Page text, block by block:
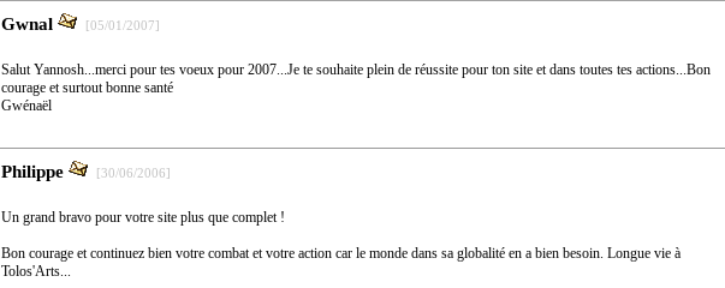
Gwnal [05/01/2007]
Salut Yannosh...merci pour tes voeux pour 2007...Je te souhaite plein de réussite pour ton site et dans toutes tes actions...Bon
courage et surtout bonne santé
Gwénaël
Philippe [30/06/2006]
Un grand bravo pour votre site plus que complet !
Bon courage et continuez bien votre combat et votre action car le monde dans sa globalité en a bien besoin. Longue vie à
Tolos'Arts...